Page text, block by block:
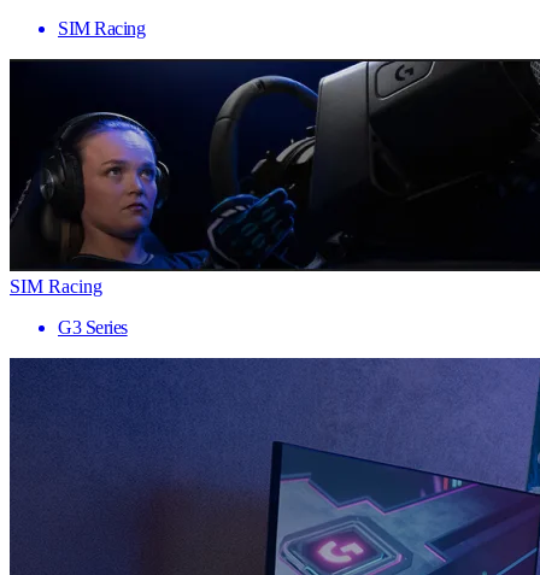
SIM Racing
SIM Racing
G3 Series